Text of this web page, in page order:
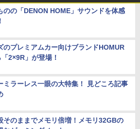
のの「DENON HOME」サウンドを体感
のプレミアムカー向けブランドHOMUR
2×9R」が登場！
ミラーレス一眼の大特集！ 見どころ記事
そのままでメモリ倍増！メモリ32GBの